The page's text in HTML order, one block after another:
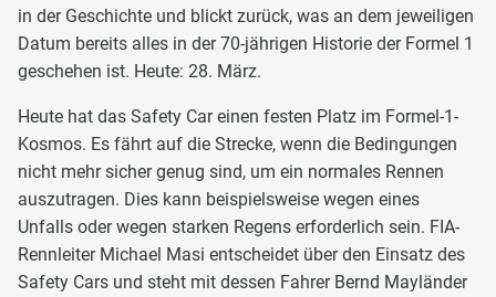
in der Geschichte und blickt zurück, was an dem jeweiligen
Datum bereits alles in der 70-jährigen Historie der Formel 1
geschehen ist. Heute: 28. März.
Heute hat das Safety Car einen festen Platz im Formel-1-
Kosmos. Es fährt auf die Strecke, wenn die Bedingungen
nicht mehr sicher genug sind, um ein normales Rennen
auszutragen. Dies kann beispielsweise wegen eines
Unfalls oder wegen starken Regens erforderlich sein. FIA-
Rennleiter Michael Masi entscheidet über den Einsatz des
Safety Cars und steht mit dessen Fahrer Bernd Mayländer